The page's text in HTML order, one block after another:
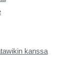
kanssa